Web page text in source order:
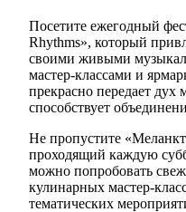
Посетите ежегодный
Rhythms», который
своими живыми
мастер-классами и
прекрасно передает дух
способствует
Не пропустите
проходящий каждую
можно попробовать
кулинарных мастер-
тематических